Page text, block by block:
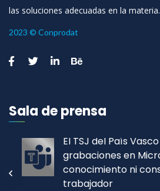
las soluciones adecuadas en la materia.
2023 © Conprodat
Sala de prensa
El TSJ del País
grabaciones en
conocimiento ni
trabajador